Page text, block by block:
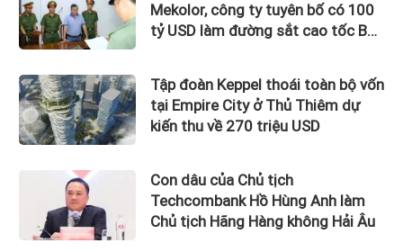
Mekolor, công ty tuyên bố có 100
tỷ USD làm đường sắt cao tốc Bắc
Tập đoàn Keppel thoái toàn bộ vốn
tại Empire City ở Thủ Thiêm dự
kiến thu về 270 triệu USD
Con dâu của Chủ tịch
Techcombank Hồ Hùng Anh làm
Chủ tịch Hãng Hàng không Hải Âu